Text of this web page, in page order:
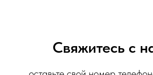
Свяжитесь с